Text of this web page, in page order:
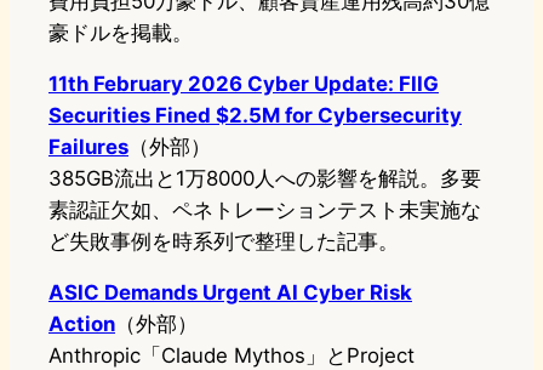
豪ドルを掲載。
11th February 2026 Cyber Update: FIIG
Securities Fined $2.5M for Cybersecurity
Failures （外部）
385GB流出と1万8000人への影響を解説。多要
素認証欠如、ペネトレーションテスト未実施な
ど失敗事例を時系列で整理した記事。
ASIC Demands Urgent AI Cyber Risk
Action （外部）
Anthropic「Claude Mythos」とProject